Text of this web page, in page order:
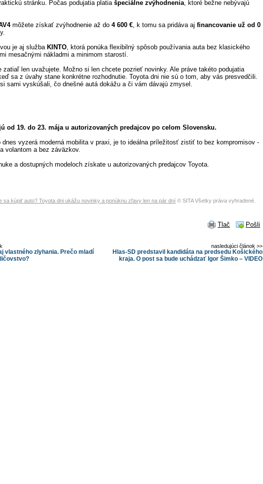
stránku. Počas podujatia platia špeciálne zvýhodnenia, ktoré bežne nebývajú
môžete získať zvýhodnenie až do 4 600 €, k tomu sa pridáva aj financovanie už od 0
je aj služba KINTO, ktorá ponúka flexibilný spôsob používania auta bez klasického
mesačnými nákladmi a minimom starostí.
zatiaľ len uvažujete. Možno si len chcete pozrieť novinky. Ale práve takéto podujatia
sa z úvahy stane konkrétne rozhodnutie. Toyota dni nie sú o tom, aby vás presvedčili.
sami vyskúšali, čo dnešné autá dokážu a či vám dávajú zmysel.
od 19. do 23. mája u autorizovaných predajcov po celom Slovensku.
vyzerá moderná mobilita v praxi, je to ideálna príležitosť zistiť to bez kompromisov -
volantom a bez záväzkov.
a dostupných modeloch získate u autorizovaných predajcov Toyota.
sa kúpiť auto? Toyota dni ukážu novinky a ponúknu zľavy len na pár dní © SITA Všetky práva vyhradené.
Tlač
Pošli
nasledujúci článok >>
Hlas-SD predstavil kandidáta na predsedu Košického
kraja. O post sa bude uchádzať Igor Šimko – VIDEO
vlastného zlyhania. Prečo mladí